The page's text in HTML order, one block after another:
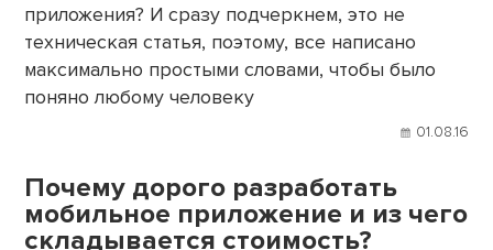
приложения? И сразу подчеркнем, это не
техническая статья, поэтому, все написано
максимально простыми словами, чтобы было
поняно любому человеку
01.08.16
Почему дорого разработать
мобильное приложение и из чего
складывается стоимость?